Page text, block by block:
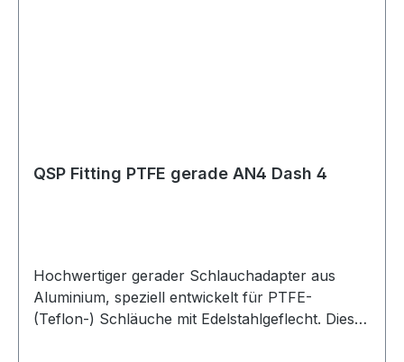
QSP Fitting PTFE gerade AN4 Dash 4
Hochwertiger gerader Schlauchadapter aus
Aluminium, speziell entwickelt für PTFE-
(Teflon-) Schläuche mit Edelstahlgeflecht. Diese